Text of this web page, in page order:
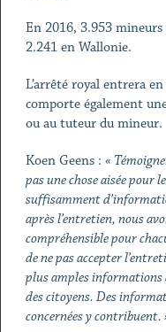
En 2016, 3.953
2.241 en Wallonie.
L’arrêté royal entrera
comporte également
ou au tuteur du mineur.
Koen Geens : «
pas une chose aisée pour
suffisamment
après l’entretien, nous
compréhensible pour
de ne pas accepter
plus amples informations
des citoyens. Des
concernées y contribuent.